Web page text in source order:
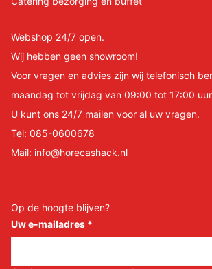
Webshop 24/7 open.
Wij hebben geen showroom!
Voor vragen en advies zijn wij telefonisch
maandag tot vrijdag van 09:00 tot 17:00
U kunt ons 24/7 mailen voor al uw vragen.
Tel: 085-0600678
Mail: info@horecashack.nl
Op de hoogte blijven?
Uw e-mailadres *